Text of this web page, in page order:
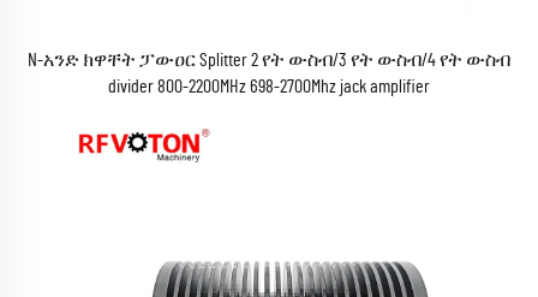
N-አንድ ክዋቸት ፓውዐር Splitter 2 የት ውስብ/3 የት ውስብ/4 የት ውስብ
divider 800-2200MHz 698-2700Mhz jack amplifier